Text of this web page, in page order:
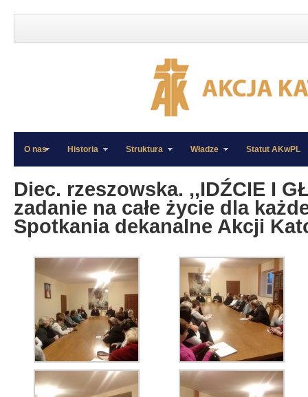
»
»
O nas Historia Struktura Władze Statut AKwPL
Diec. rzeszowska. ,,IDŹCIE I
zadanie na całe życie dla
Spotkania dekanalne Akcji